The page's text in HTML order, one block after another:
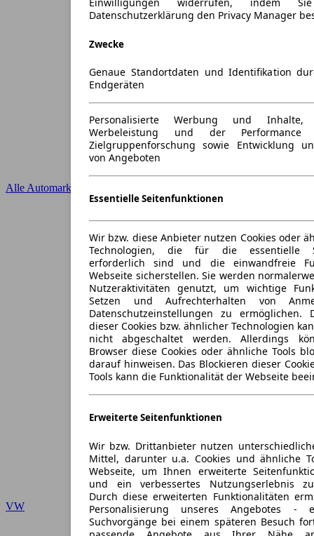
Einwilligungen widerrufen, indem
Datenschutzerklärung den Privacy Manager
Zwecke
Genaue Standortdaten und Identifikation
Endgeräten
Personalisierte Werbung und Inhalte,
Werbeleistung und der
Zielgruppenforschung sowie Entwicklung
von Angeboten
Essentielle Seitenfunktionen
Wir bzw. diese Anbieter nutzen Cookies oder
Technologien, die für die essentielle
erforderlich sind und die einwandfreie
Webseite sicherstellen. Sie werden
Nutzeraktivitäten genutzt, um wichtige
Setzen und Aufrechterhalten von
Datenschutzeinstellungen zu ermöglichen.
dieser Cookies bzw. ähnlicher Technologien
nicht abgeschaltet werden. Allerdings
Browser diese Cookies oder ähnliche Tools
darauf hinweisen. Das Blockieren dieser
Tools kann die Funktionalität der Webseite
Erweiterte Seitenfunktionen
Wir bzw. Drittanbieter nutzen
Mittel, darunter u.a. Cookies und ähnliche
Webseite, um Ihnen erweiterte
und ein verbessertes Nutzungserlebnis
Durch diese erweiterten Funktionalitäten
Personalisierung unseres Angebotes
Suchvorgänge bei einem späteren Besuch
Alle Automarken
VW